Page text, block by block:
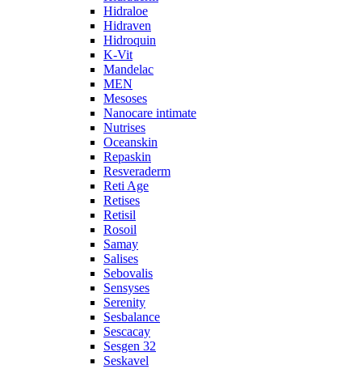
Hidraloe
Hidraven
Hidroquin
K-Vit
Mandelac
MEN
Mesoses
Nanocare intimate
Nutrises
Oceanskin
Repaskin
Resveraderm
Reti Age
Retises
Retisil
Rosoil
Samay
Salises
Sebovalis
Sensyses
Serenity
Sesbalance
Sescacay
Sesgen 32
Seskavel